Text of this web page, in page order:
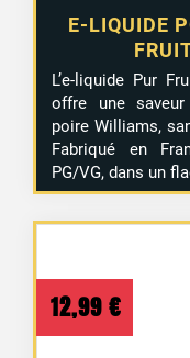
E-LIQUIDE
L’e-liquide Pur
offre une
poire Williams,
Fabriqué en
PG/VG, dans un
12,99 €